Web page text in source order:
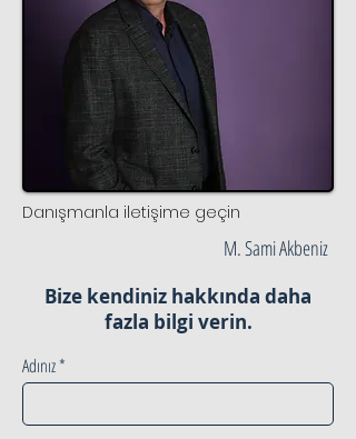
Danışmanla iletişime geçin
M. Sami Akbeniz
Bize kendiniz hakkında daha
fazla bilgi verin.
Adınız